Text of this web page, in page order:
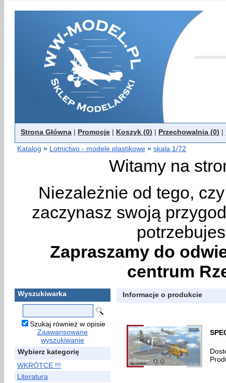
Strona Główna | Promocje | Koszyk (0) | Przechowalnia (0) |
Katalog » Lotnictwo - modele plastikowe » skala 1/72
Witamy na
Niezależnie od tego,
zaczynasz swoją
Zapraszamy do
centrum
Wyszukiwarka
Szukaj również w opisie
Zaawansowane
wyszukiwanie
Wybierz kategorię
WKRÓTCE !!!
Literatura
Informacje o produkcie